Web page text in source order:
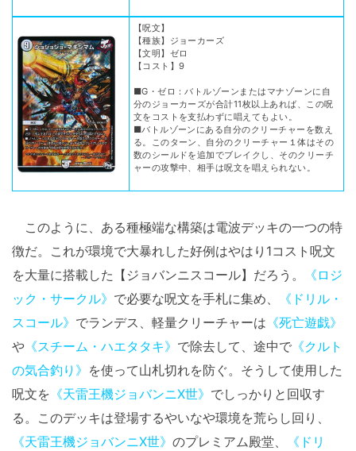
【呪文】
【種族】ジョーカーズ
【文明】ゼロ
【コスト】9
■G・ゼロ：バトルゾーンまたはマナゾーンに自
分のジョーカーズが合計11枚以上あれば、この呪
文をコストを支払わずに唱えてもよい。
■バトルゾーンにある自分のクリーチャーを数え
る。このターン、自分のクリーチャー１体はその
数のシールドを追加でブレイクし、そのクリーチ
ャーの攻撃中、相手は呪文を唱えられない。
このように、ある種極端な構築は電波デッキの一つの特
徴だ。これが環境で大暴れした好例はやはり1コスト呪文
を大量に搭載した【ジョバンニスコール】だろう。
《ロジ
ック・サークル》 で必要な呪文を手札に集め、
《ドリル・
スコール》 でランデス、軽量クリーチャーは 《死亡遊戯》
や 《スチーム・ハエタタキ》 で除去して、途中で 《クルト
の気合釣り》 を使って山札切れを防ぐ。そうして使用した
呪文を 《天雷王機ジョバンニX世》 でしっかりと回収す
る。このデッキは登場するやいなや環境を荒らし回り、
《天雷王機ジョバンニX世》 のプレミアム殿堂、
《ドリ